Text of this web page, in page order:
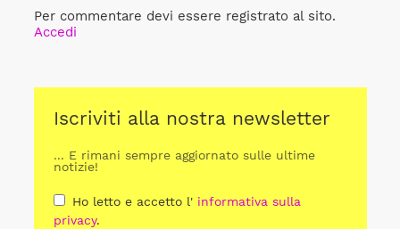
Per commentare devi essere registrato al sito.
Accedi
Iscriviti alla nostra newsletter
... E rimani sempre aggiornato sulle ultime
notizie!
Ho letto e accetto l' informativa sulla
privacy.